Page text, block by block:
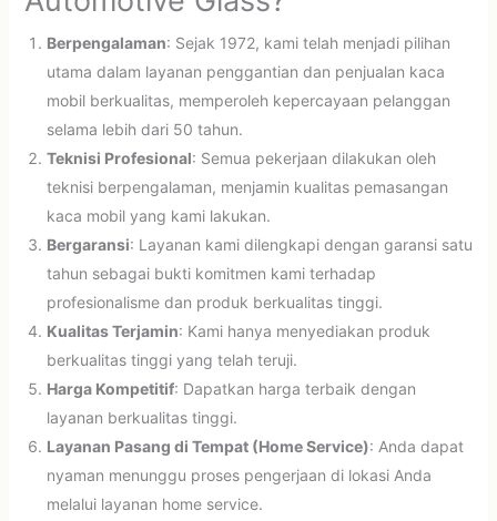
Berpengalaman: Sejak 1972, kami telah menjadi pilihan
utama dalam layanan penggantian dan penjualan kaca
mobil berkualitas, memperoleh kepercayaan pelanggan
selama lebih dari 50 tahun.
Teknisi Profesional: Semua pekerjaan dilakukan oleh
teknisi berpengalaman, menjamin kualitas pemasangan
kaca mobil yang kami lakukan.
Bergaransi: Layanan kami dilengkapi dengan garansi satu
tahun sebagai bukti komitmen kami terhadap
profesionalisme dan produk berkualitas tinggi.
Kualitas Terjamin: Kami hanya menyediakan produk
berkualitas tinggi yang telah teruji.
Harga Kompetitif: Dapatkan harga terbaik dengan
layanan berkualitas tinggi.
Layanan Pasang di Tempat (Home Service): Anda dapat
nyaman menunggu proses pengerjaan di lokasi Anda
melalui layanan home service.